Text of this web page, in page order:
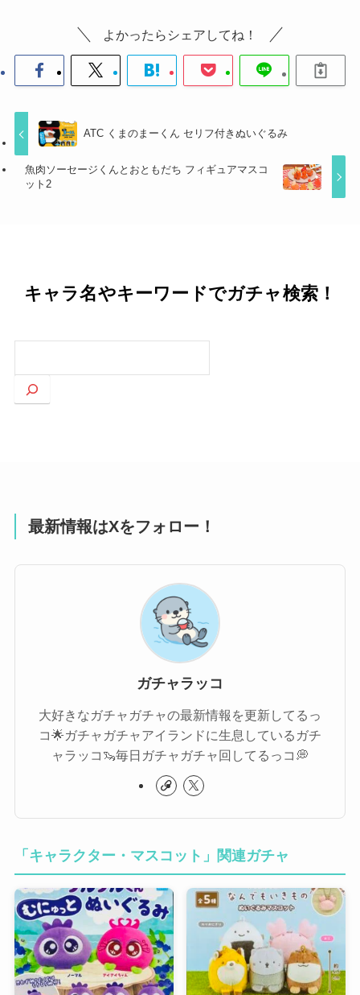
よかったらシェアしてね！
ATC くまのまーくん セリフ付きぬいぐるみ
魚肉ソーセージくんとおともだち フィギュアマスコ
ット2
キャラ名やキーワードでガチャ検索！
索
最新情報はXをフォロー！
ガチャラッコ
大好きなガチャガチャの最新情報を更新してるっ
コ🌟ガチャガチャアイランドに生息しているガチ
ャラッコ🦦毎日ガチャガチャ回してるっコ💭
「キャラクター・マスコット」関連ガチャ